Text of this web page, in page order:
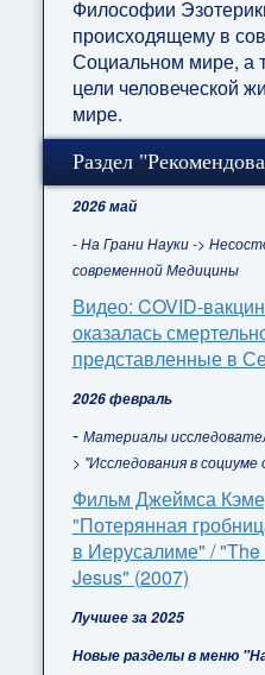
Философии
происходящему в
Социальном мире, а
цели человеческой
мире.
Раздел
2026 май
- На Грани Науки ->
современной Медицины
Видео: COVID-
оказалась
представленные в
2026 февраль
- Материалы
> "Исследования в социуме
Фильм Джеймса
"Потерянная
в Иерусалиме" / "The
Jesus" (2007)
Лучшее за 2025
Новые разделы в меню